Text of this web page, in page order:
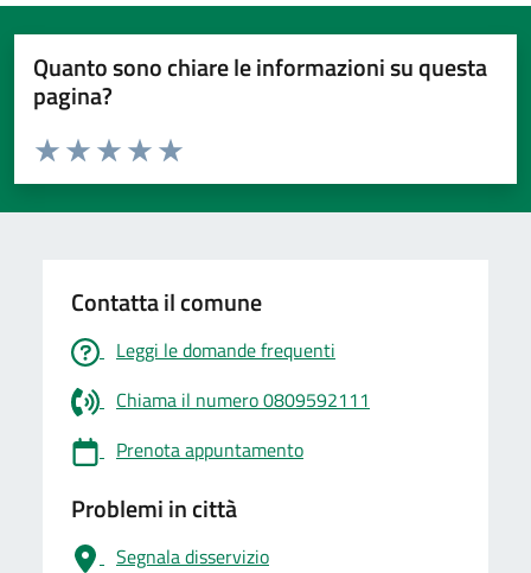
Quanto sono chiare le informazioni su questa
pagina?
Valuta da 1 a 5 stelle la pagina
Valuta 5 stelle su 5
Valuta 4 stelle su 5
Valuta 3 stelle su 5
Valuta 2 stelle su 5
Valuta 1 stelle su 5
Contatta il comune
Leggi le domande frequenti
Chiama il numero 0809592111
Prenota appuntamento
Problemi in città
Segnala disservizio